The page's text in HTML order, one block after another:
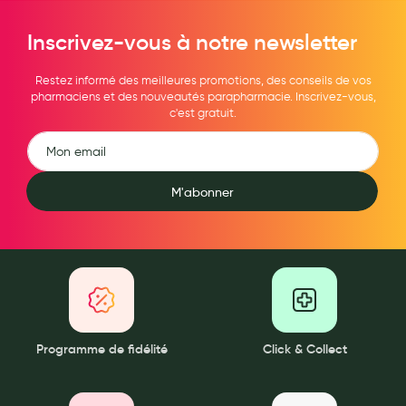
Pour Homme
Crème solaire - Visage et corps
Préservatifs - Gels lubrifiants
Accessoires, coutellerie, brosserie
Bouillottes
Mon bébé
Soins bébé
Inscrivez-vous à notre newsletter
Restez informé des meilleures promotions, des conseils de vos
pharmaciens et des nouveautés parapharmacie. Inscrivez-vous,
c'est gratuit.
M'abonner
Programme de fidélité Click & Collect